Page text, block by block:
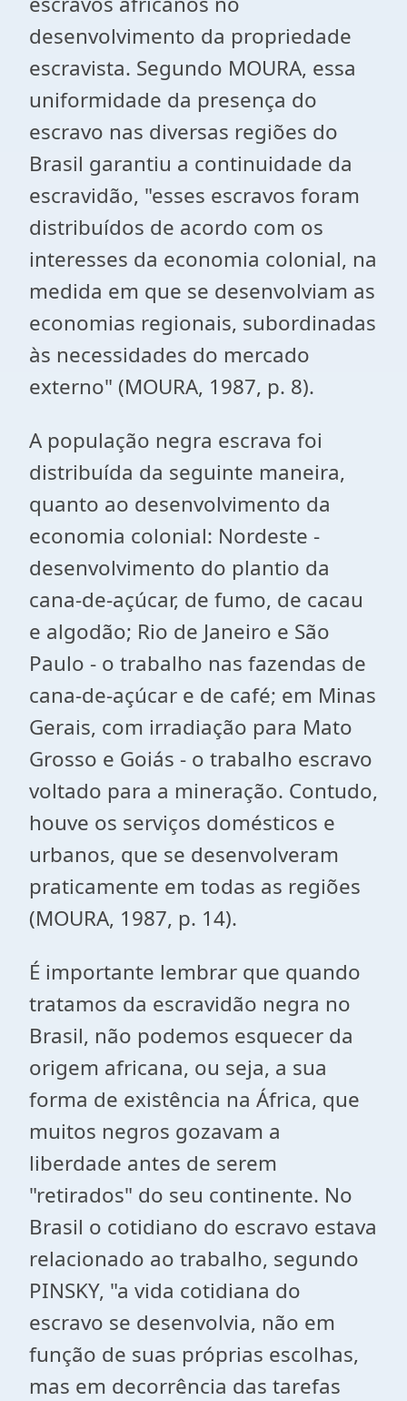
desenvolvimento da propriedade
escravista. Segundo MOURA, essa
uniformidade da presença do
escravo nas diversas regiões do
Brasil garantiu a continuidade da
escravidão, "esses escravos foram
distribuídos de acordo com os
interesses da economia colonial, na
medida em que se desenvolviam as
economias regionais, subordinadas
às necessidades do mercado
externo" (MOURA, 1987, p. 8).
A população negra escrava foi
distribuída da seguinte maneira,
quanto ao desenvolvimento da
economia colonial: Nordeste -
desenvolvimento do plantio da
cana-de-açúcar, de fumo, de cacau
e algodão; Rio de Janeiro e São
Paulo - o trabalho nas fazendas de
cana-de-açúcar e de café; em Minas
Gerais, com irradiação para Mato
Grosso e Goiás - o trabalho escravo
voltado para a mineração. Contudo,
houve os serviços domésticos e
urbanos, que se desenvolveram
praticamente em todas as regiões
(MOURA, 1987, p. 14).
É importante lembrar que quando
tratamos da escravidão negra no
Brasil, não podemos esquecer da
origem africana, ou seja, a sua
forma de existência na África, que
muitos negros gozavam a
liberdade antes de serem
"retirados" do seu continente. No
Brasil o cotidiano do escravo estava
relacionado ao trabalho, segundo
PINSKY, "a vida cotidiana do
escravo se desenvolvia, não em
função de suas próprias escolhas,
mas em decorrência das tarefas